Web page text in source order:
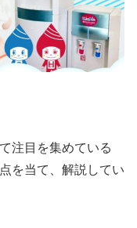
注目を集めている
を当て、解説してい